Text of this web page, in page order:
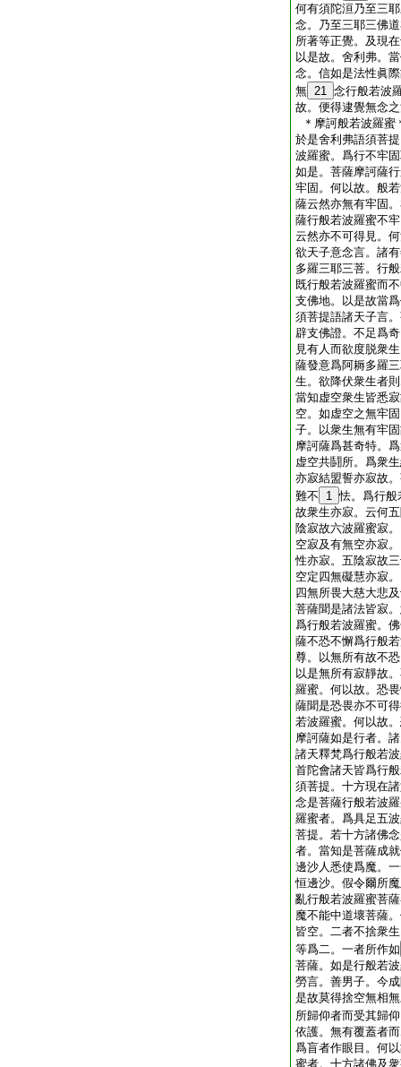
何有須陀洹乃至三
念。乃至三耶三佛
所著等正覺。及現
以是故。舍利弗。
念。信如是法性眞
無 21 念行般若波
故。便得逮覺無念
＊摩訶般若波羅蜜
於是舍利弗語須菩
波羅蜜。爲行不牢
如是。菩薩摩訶薩
牢固。何以故。般
薩云然亦無有牢固
薩行般若波羅蜜不
云然亦不可得見。
欲天子意念言。諸
多羅三耶三菩。行
既行般若波羅蜜而
支佛地。以是故當
須菩提語諸天子言
辟支佛證。不足爲
見有人而欲度脱衆
薩發意爲阿耨多羅
生。欲降伏衆生者
當知虚空衆生皆悉
空。如虚空之無牢
子。以衆生無有牢
摩訶薩爲甚奇特。
虚空共鬪所。爲衆
亦寂結盟誓亦寂故
難不
1 怯。爲行般
故衆生亦寂。云何
陰寂故六波羅蜜寂
空寂及有無空亦寂
性亦寂。五陰寂故
空定四無礙慧亦寂
四無所畏大慈大悲
菩薩聞是諸法皆寂
爲行般若波羅蜜。
薩不恐不懈爲行般
尊。以無所有故不
以是無所有寂靜故
羅蜜。何以故。恐
薩聞是恐畏亦不可
若波羅蜜。何以故
摩訶薩如是行者。
諸天釋梵爲行般若
首陀會諸天皆爲行
須菩提。十方現在
念是菩薩行般若波
羅蜜者。爲具足五
菩提。若十方諸佛
者。當知是菩薩成
邊沙人悉使爲魔。
恒邊沙。假令爾所
亂行般若波羅蜜菩
魔不能中道壞菩薩
皆空。二者不捨衆
等爲二。一者所作如
菩薩。如是行般若
勞言。善男子。今
是故莫得捨空無相
所歸仰者而受其歸
依護。無有覆蓋者
爲盲者作眼目。何
蜜者。十方諸佛及